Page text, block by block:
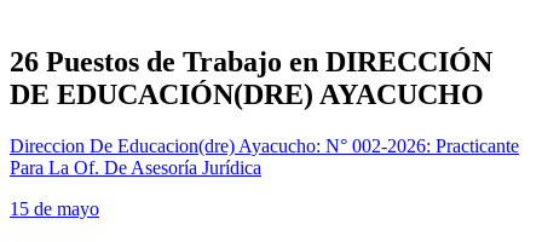
26 Puestos de Trabajo en DIRECCIÓN
DE EDUCACIÓN(DRE) AYACUCHO
Direccion De Educacion(dre) Ayacucho: N° 002-2026: Practicante
Para La Of. De Asesoría Jurídica
15 de mayo